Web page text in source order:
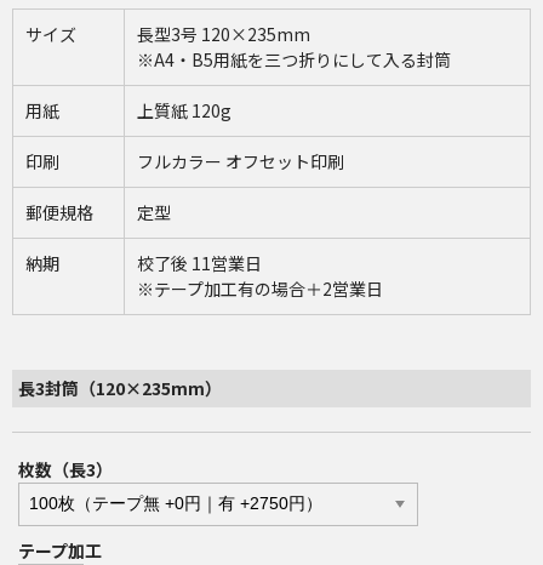
サイズ
長型3号 120×235mm
※A4・B5用紙を三つ折りにして入る封筒
用紙 上質紙 120g
印刷 フルカラー オフセット印刷
郵便規格 定型
納期
校了後 11営業日
※テープ加工有の場合＋2営業日
長3封筒（120×235mm）
枚数（長3）
テープ加工